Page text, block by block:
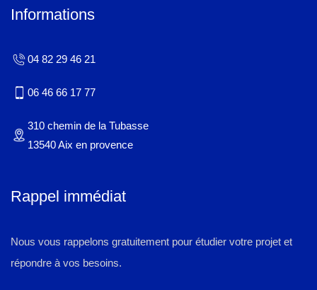
Informations
04 82 29 46 21
06 46 66 17 77
310 chemin de la Tubasse
13540 Aix en provence
Rappel immédiat
Nous vous rappelons gratuitement pour étudier votre projet et
répondre à vos besoins.